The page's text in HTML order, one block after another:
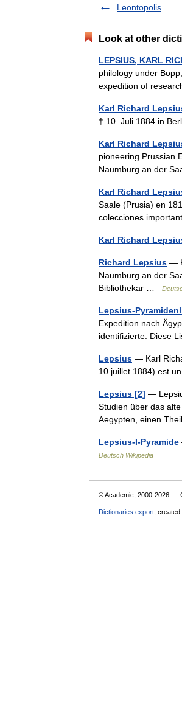
Leontopolis
Look at other
LEPSIUS, KARL
philology under
expedition of
Karl Richard
† 10. Juli 1884 in
Karl Richard
pioneering Prussian
Naumburg an der
Karl Richard
Saale (Prusia) en
colecciones
Karl Richard
Richard Lepsius —
Naumburg an der
Bibliothekar …
Lepsius-
Expedition nach
identifizierte. Diese
Lepsius — Karl
10 juillet 1884) est
Lepsius [2] —
Studien über das
Aegypten, einen
Lepsius-I-Pyramide
Deutsch Wikipedia
© Academic, 2000-2026
Dictionaries export ,